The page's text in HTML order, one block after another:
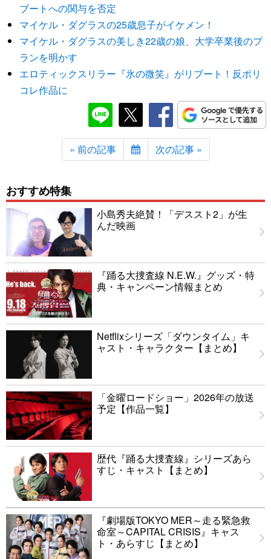
ブートへの関与を否定
マイケル・ダグラスの25歳息子がイケメン！
マイケル・ダグラスの美しき22歳の娘、大学卒業後のプ
ランを明かす
エロティックスリラー『氷の微笑』がリブート！反ポリ
コレ作品に
« 前の記事 次の記事 »
おすすめ特集
小島秀夫絶賛！「デススト2」が生
んだ映画
『踊る大捜査線 N.E.W.』グッズ・特
典・キャンペーン情報まとめ
Netflixシリーズ「ダウンタイム」キ
ャスト・キャラクター【まとめ】
「金曜ロードショー」2026年の放送
予定【作品一覧】
歴代『踊る大捜査線』シリーズあら
すじ・キャスト【まとめ】
『劇場版TOKYO MER～走る緊急救
命室～CAPITAL CRISIS』キャス
ト・あらすじ【まとめ】